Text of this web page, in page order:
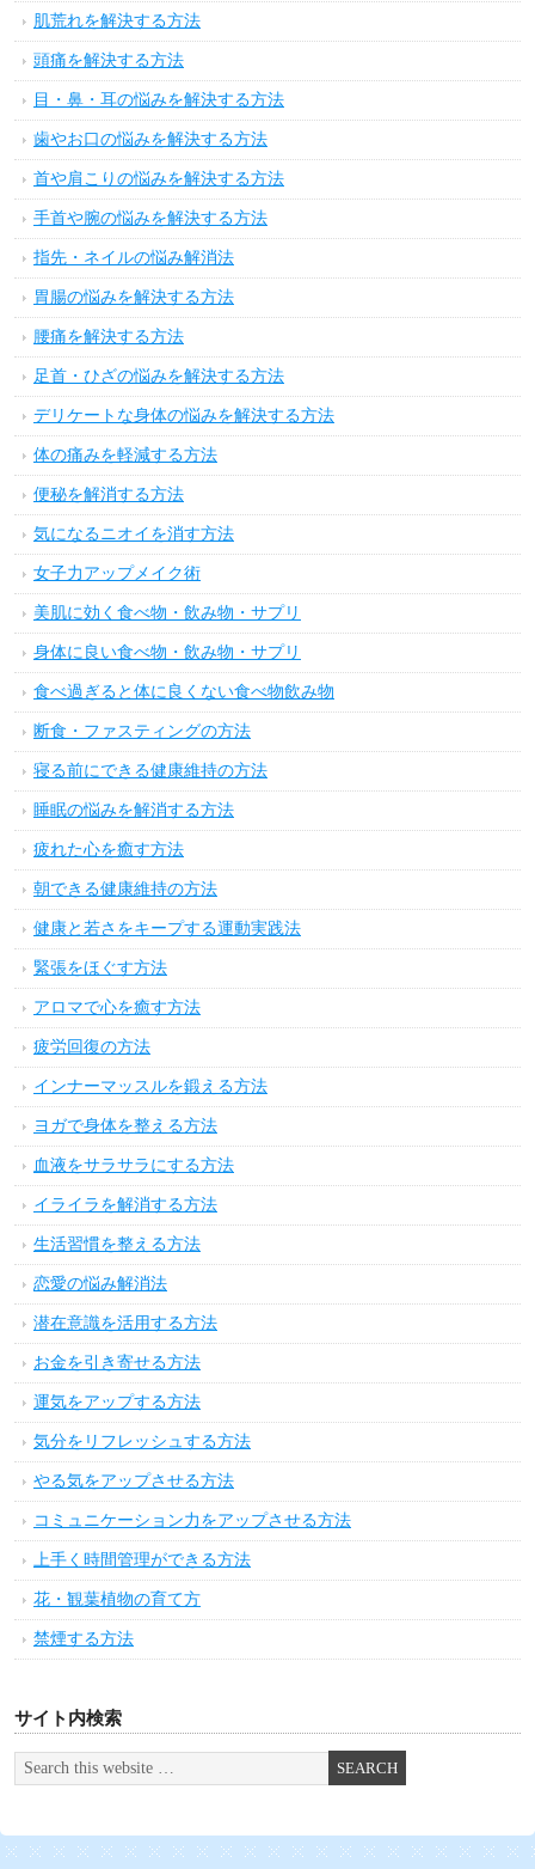
肌荒れを解決する方法
頭痛を解決する方法
目・鼻・耳の悩みを解決する方法
歯やお口の悩みを解決する方法
首や肩こりの悩みを解決する方法
手首や腕の悩みを解決する方法
指先・ネイルの悩み解消法
胃腸の悩みを解決する方法
腰痛を解決する方法
足首・ひざの悩みを解決する方法
デリケートな身体の悩みを解決する方法
体の痛みを軽減する方法
便秘を解消する方法
気になるニオイを消す方法
女子力アップメイク術
美肌に効く食べ物・飲み物・サプリ
身体に良い食べ物・飲み物・サプリ
食べ過ぎると体に良くない食べ物飲み物
断食・ファスティングの方法
寝る前にできる健康維持の方法
睡眠の悩みを解消する方法
疲れた心を癒す方法
朝できる健康維持の方法
健康と若さをキープする運動実践法
緊張をほぐす方法
アロマで心を癒す方法
疲労回復の方法
インナーマッスルを鍛える方法
ヨガで身体を整える方法
血液をサラサラにする方法
イライラを解消する方法
生活習慣を整える方法
恋愛の悩み解消法
潜在意識を活用する方法
お金を引き寄せる方法
運気をアップする方法
気分をリフレッシュする方法
やる気をアップさせる方法
コミュニケーション力をアップさせる方法
上手く時間管理ができる方法
花・観葉植物の育て方
禁煙する方法
サイト内検索